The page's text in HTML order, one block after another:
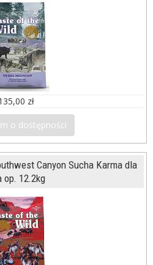
zł
o dostępności
Canyon Sucha Karma dla
op. 12.2kg